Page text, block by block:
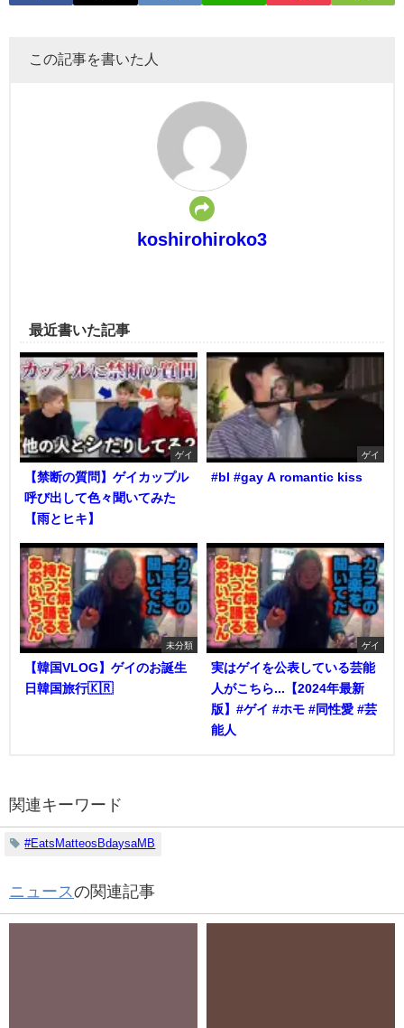
この記事を書いた人
koshirohiroko3
最近書いた記事
ゲイ
【禁断の質問】ゲイカップル
呼び出して色々聞いてみた
【雨とヒキ】
ゲイ
#bl #gay A romantic kiss
未分類
【韓国VLOG】ゲイのお誕生
日韓国旅行🇰🇷
ゲイ
実はゲイを公表している芸能
人がこちら...【2024年最新
版】#ゲイ #ホモ #同性愛 #芸
能人
関連キーワード
#EatsMatteosBdaysaMB
ニュースの関連記事